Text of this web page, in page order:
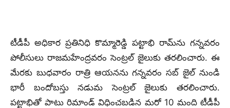
టీడీపీ అధికార ప్రతినిధి కొమ్మారెడ్డి పట్టాభి రామ్‌ను గన్నవరం
పోలీసులు రాజమహేంద్రవరం సెంట్రల్ జైలుకు తరలించారు. ఈ
మేరకు బుధవారం రాత్రి ఆయనను గన్నవరం సబ్ జైల్ నుండి
భారీ బందోబస్తు నడుమ సెంట్రల్ జైలుకు తరలించారు.
పట్టాభితో పాటు రిమాండ్ విధించబడిన మరో 10 మంది టీడీపీ